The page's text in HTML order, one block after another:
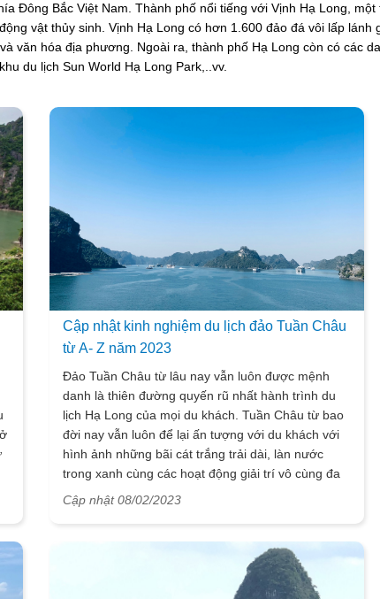
Đông Bắc Việt Nam. Thành phố nổi tiếng với Vịnh Hạ Long,
vật thủy sinh. Vịnh Hạ Long có hơn 1.600 đảo đá vôi lấp
văn hóa địa phương. Ngoài ra, thành phố Hạ Long còn có các
du lịch Sun World Hạ Long Park,..vv.
Cập nhật kinh nghiệm du lịch đảo Tuần Châu
từ A- Z năm 2023
Đảo Tuần Châu từ lâu nay vẫn luôn được mệnh
danh là thiên đường quyến rũ nhất hành trình du
lịch Hạ Long của mọi du khách. Tuần Châu từ bao
đời nay vẫn luôn để lại ấn tượng với du khách với
hình ảnh những bãi cát trắng trải dài, làn nước
trong xanh cùng các hoạt động giải trí vô cùng đa
dạng và hiện đại bậc nhất khu vực miền Bắc. Nếu
Châu tự túc dưới đây cùng Vietsense travel thôi
Cập nhật 08/02/2023